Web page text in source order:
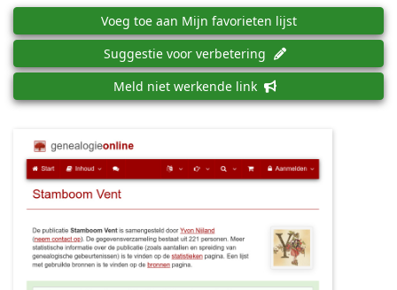
Voeg toe aan Mijn favorieten lijst
Suggestie voor verbetering
Meld niet werkende link